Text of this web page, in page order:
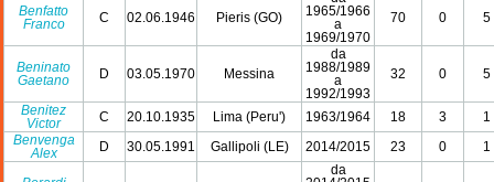
Benfatto
Franco
C 02.06.1946 Pieris (GO)
1965/1966
a
1969/1970
70 0 5
Beninato
Gaetano
D 03.05.1970 Messina
da
1988/1989
a
1992/1993
32 0 5
Benitez
Victor
C 20.10.1935 Lima (Peru') 1963/1964 18 3
1
Benvenga
Alex
D 30.05.1991 Gallipoli (LE) 2014/2015 23 0 1
da